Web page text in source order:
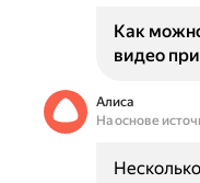
Как
видео
Алиса
На основе